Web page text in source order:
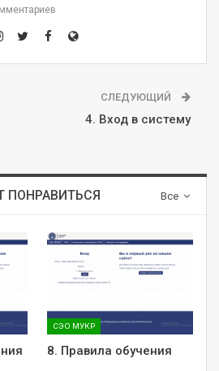
СЛЕДУЮЩИЙ
4. Вход в систему
Все
ПОНРАВИТЬСЯ
СЭО МУКР
8. Правила обучения